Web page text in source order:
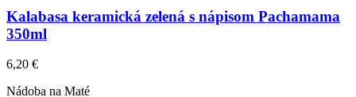
Kalabasa keramická zelená s nápisom Pachamama
350ml
6,20 €
Nádoba na Maté